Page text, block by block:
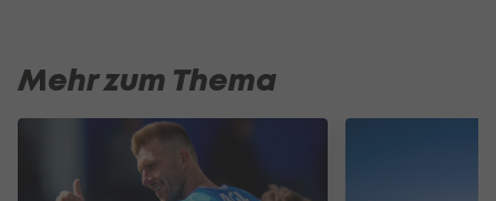
Mehr zum Thema